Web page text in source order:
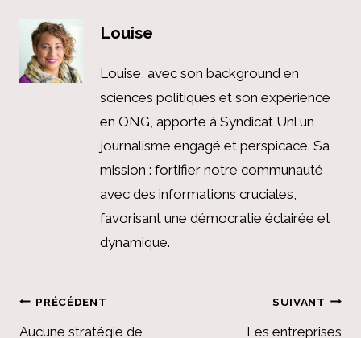
Louise
Louise, avec son background en
sciences politiques et son expérience
en ONG, apporte à Syndicat Unl un
journalisme engagé et perspicace. Sa
mission : fortifier notre communauté
avec des informations cruciales,
favorisant une démocratie éclairée et
dynamique.
Navigation
PRÉCÉDENT
Aucune stratégie de
SUIVANT
Les entreprises